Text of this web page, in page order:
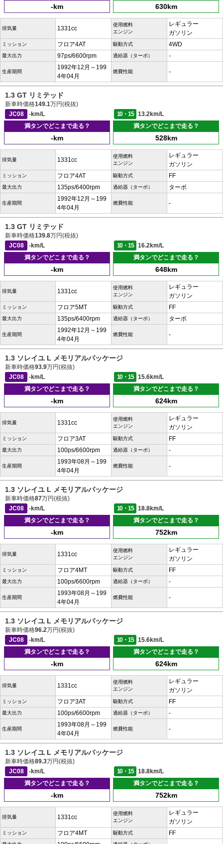
-km 630km
排気量 1331cc
使用燃料
エンジン
レギュラー
ガソリン
ミッション フロア4AT 駆動方式 4WD
最大出力 97ps/6600rpm 過給器（ターボ） -
生産期間
1992年12月～199
4年04月
燃費性能 -
1.3 GT リミテッド
新車時価格149.1万円(税抜)
JC08
-km/L 10・15
13.2km/L
満タンでどこまで走る？
-km
満タンでどこまで走る？
528km
排気量 1331cc
使用燃料
エンジン
レギュラー
ガソリン
ミッション フロア4AT 駆動方式 FF
最大出力 135ps/6400rpm 過給器（ターボ） ターボ
生産期間
1992年12月～199
4年04月
燃費性能 -
1.3 GT リミテッド
新車時価格139.8万円(税抜)
JC08
-km/L 10・15
16.2km/L
満タンでどこまで走る？
-km
満タンでどこまで走る？
648km
排気量 1331cc
使用燃料
エンジン
レギュラー
ガソリン
ミッション フロア5MT 駆動方式 FF
最大出力 135ps/6400rpm 過給器（ターボ） ターボ
生産期間
1992年12月～199
4年04月
燃費性能 -
1.3 ソレイユ L メモリアルパッケージ
新車時価格93.9万円(税抜)
JC08
-km/L 10・15
15.6km/L
満タンでどこまで走る？
-km
満タンでどこまで走る？
624km
排気量 1331cc
使用燃料
エンジン
レギュラー
ガソリン
ミッション フロア3AT 駆動方式 FF
最大出力 100ps/6600rpm 過給器（ターボ） -
生産期間
1993年08月～199
4年04月
燃費性能 -
1.3 ソレイユ L メモリアルパッケージ
新車時価格87万円(税抜)
JC08
-km/L 10・15
18.8km/L
満タンでどこまで走る？
-km
満タンでどこまで走る？
752km
排気量 1331cc
使用燃料
エンジン
レギュラー
ガソリン
ミッション フロア4MT 駆動方式 FF
最大出力 100ps/6600rpm 過給器（ターボ） -
生産期間
1993年08月～199
4年04月
燃費性能 -
1.3 ソレイユ L メモリアルパッケージ
新車時価格96.2万円(税抜)
JC08
-km/L 10・15
15.6km/L
満タンでどこまで走る？
-km
満タンでどこまで走る？
624km
排気量 1331cc
使用燃料
エンジン
レギュラー
ガソリン
ミッション フロア3AT 駆動方式 FF
最大出力 100ps/6600rpm 過給器（ターボ） -
生産期間
1993年08月～199
4年04月
燃費性能 -
1.3 ソレイユ L メモリアルパッケージ
新車時価格89.3万円(税抜)
JC08
-km/L 10・15
18.8km/L
満タンでどこまで走る？
-km
満タンでどこまで走る？
752km
排気量 1331cc
使用燃料
エンジン
レギュラー
ガソリン
ミッション フロア4MT 駆動方式 FF